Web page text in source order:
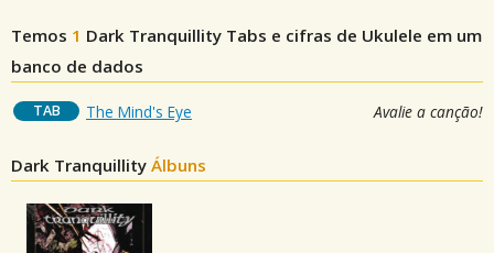
Temos 1 Dark Tranquillity Tabs e cifras de Ukulele em um
banco de dados
TAB The Mind's Eye Avalie a canção!
Dark Tranquillity Álbuns